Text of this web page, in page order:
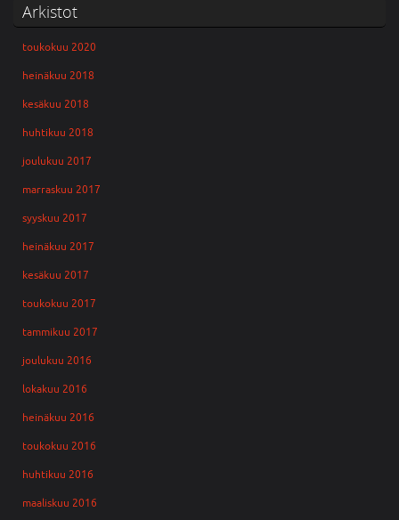
Arkistot
toukokuu 2020
heinäkuu 2018
kesäkuu 2018
huhtikuu 2018
joulukuu 2017
marraskuu 2017
syyskuu 2017
heinäkuu 2017
kesäkuu 2017
toukokuu 2017
tammikuu 2017
joulukuu 2016
lokakuu 2016
heinäkuu 2016
toukokuu 2016
huhtikuu 2016
maaliskuu 2016